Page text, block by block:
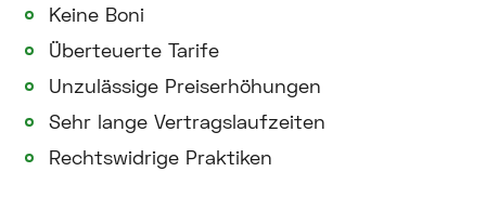
Keine Boni
Überteuerte Tarife
Unzulässige Preiserhöhungen
Sehr lange Vertragslaufzeiten
Rechtswidrige Praktiken